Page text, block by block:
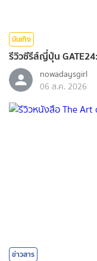
บันเทิง
รีวิวซีรีส์ญี่ปุ่น
nowadaysgirl
06 ส.ค. 2026
ข่าวสาร